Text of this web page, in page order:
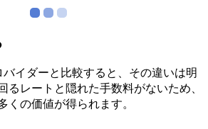
イダーと比較すると、その違いは明
るレートと隠れた手数料がないため、
くの価値が得られます。